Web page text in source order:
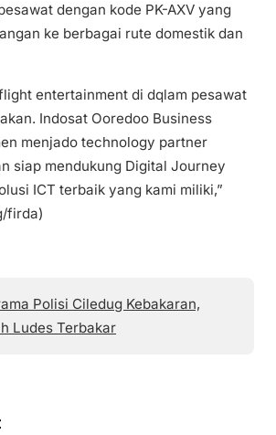
dengan kode PK-AXV yang
ke berbagai rute domestik dan
entertainment di dqlam pesawat
Indosat Ooredoo Business
menjado technology partner
siap mendukung Digital Journey
ICT terbaik yang kami miliki,”
firda)
Polisi Ciledug Kebakaran,
Ludes Terbakar